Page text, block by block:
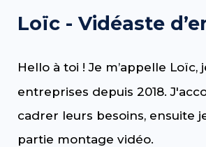
Loïc - Vidéaste
Hello à toi ! Je m’appelle
entreprises depuis 2018.
cadrer leurs besoins, ensuite
partie montage vidéo.